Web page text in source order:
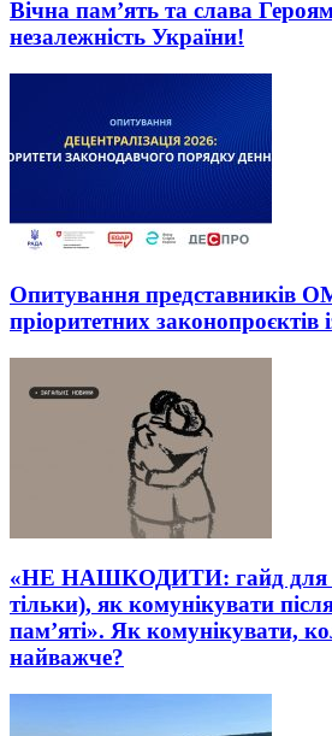
Вічна пам’ять та слава
незалежність України!
Опитування представників
пріоритетних законопроєктів
«НЕ НАШКОДИТИ: гайд для
тільки), як комунікувати
пам’яті». Як комунікувати,
найважче?